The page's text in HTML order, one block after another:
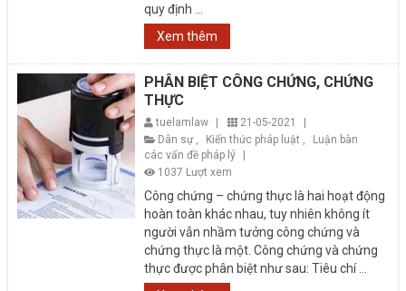
quy định ...
Xem thêm
PHÂN BIỆT CÔNG CHỨNG, CHỨNG
THỰC
tuelamlaw | 21-05-2021
|
Dân sự
Kiến thức pháp luật
Luận bàn
các vấn đề pháp lý
|
1037 Lượt xem
Công chứng – chứng thực là hai hoạt động
hoàn toàn khác nhau, tuy nhiên không ít
người vẫn nhầm tưởng công chứng và
chứng thực là một. Công chứng và chứng
thực được phân biệt như sau: Tiêu chí ...